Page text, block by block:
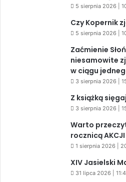
5 sierpnia 2026 |
Czy Kopernik
5 sierpnia 2026 |
Zaćmienie
niesamowite
w ciągu
3 sierpnia 2026 |
Z książką
3 sierpnia 2026 |
Warto
rocznicą AKCJI
1 sierpnia 2026 |
XIV Jasielski
31 lipca 2026 |